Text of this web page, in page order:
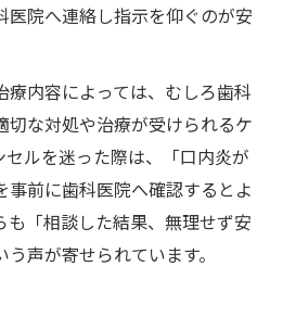
医院へ連絡し指示を仰ぐのが安
療内容によっては、むしろ歯科
切な対処や治療が受けられるケ
ルを迷った際は、「口内炎が
事前に歯科医院へ確認するとよ
も「相談した結果、無理せず安
声が寄せられています。